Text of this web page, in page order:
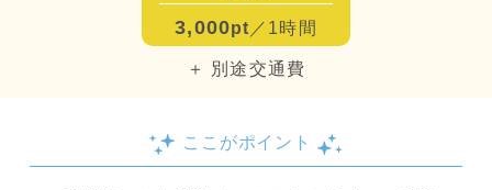
3,000pt ／1時間
＋ 別途交通費
ここがポイント